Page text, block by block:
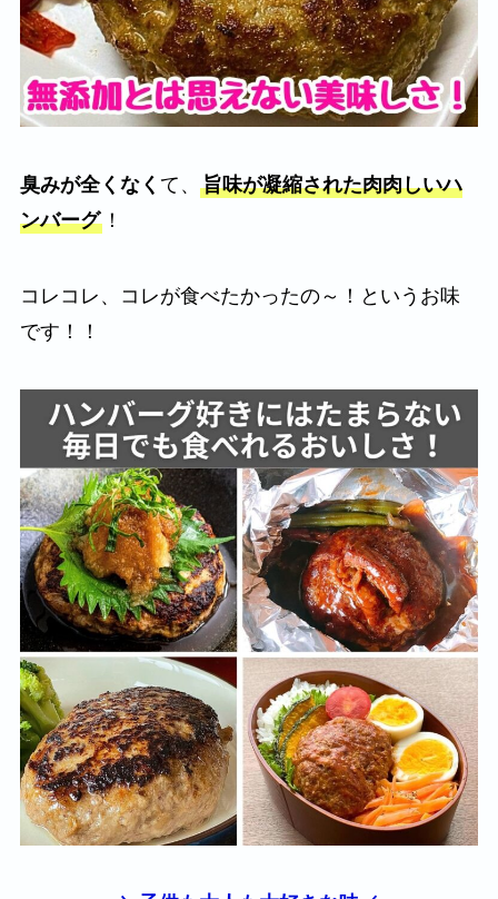
臭みが全くなく て、 旨味が凝縮された肉肉しいハ
ンバーグ！
コレコレ、コレが食べたかったの～！というお味
です！！